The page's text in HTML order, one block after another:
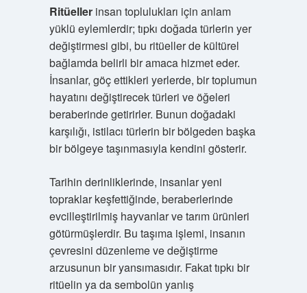
Ritüellerinsan toplulukları için anlam
yüklü eylemlerdir; tıpkı doğada türlerin yer
değiştirmesi gibi, bu ritüeller de kültürel
bağlamda belirli bir amaca hizmet eder.
İnsanlar, göç ettikleri yerlerde, bir toplumun
hayatını değiştirecek türleri ve öğeleri
beraberinde getirirler. Bunun doğadaki
karşılığı, istilacı türlerin bir bölgeden başka
bir bölgeye taşınmasıyla kendini gösterir.
Tarihin derinliklerinde, insanlar yeni
topraklar keşfettiğinde, beraberlerinde
evcilleştirilmiş hayvanlar ve tarım ürünleri
götürmüşlerdir. Bu taşıma işlemi, insanın
çevresini düzenleme ve değiştirme
arzusunun bir yansımasıdır. Fakat tıpkı bir
ritüelin ya da sembolün yanlış